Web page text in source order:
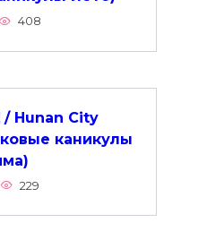
408
/ Hunan City
каникулы
229